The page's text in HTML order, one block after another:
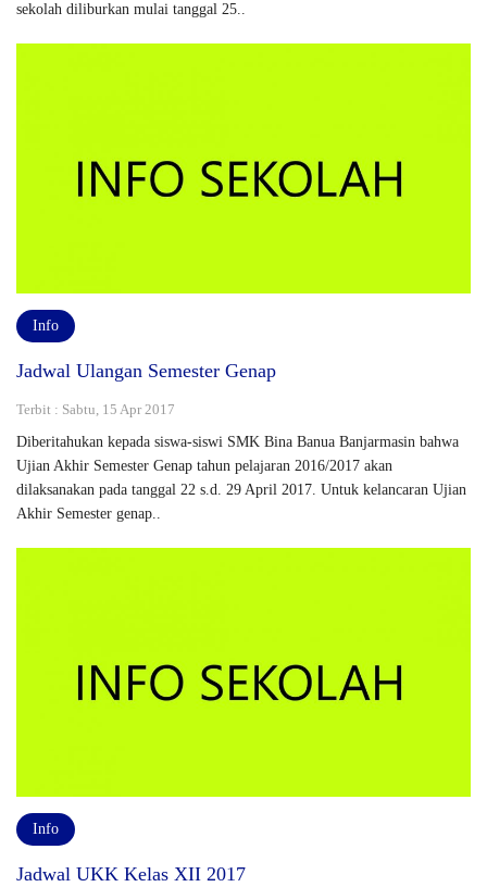
sekolah diliburkan mulai tanggal 25..
Info
Jadwal Ulangan Semester Genap
Terbit : Sabtu, 15 Apr 2017
Diberitahukan kepada siswa-siswi SMK Bina Banua Banjarmasin bahwa
Ujian Akhir Semester Genap tahun pelajaran 2016/2017 akan
dilaksanakan pada tanggal 22 s.d. 29 April 2017. Untuk kelancaran Ujian
Akhir Semester genap..
Info
Jadwal UKK Kelas XII 2017